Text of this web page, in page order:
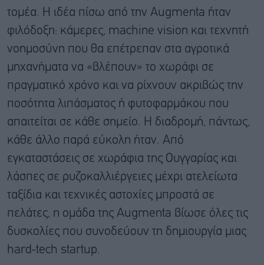
τομέα. Η ιδέα πίσω από την Augmenta ήταν
φιλόδοξη: κάμερες, machine vision και τεχνητή
νοημοσύνη που θα επέτρεπαν στα αγροτικά
μηχανήματα να «βλέπουν» το χωράφι σε
πραγματικό χρόνο και να ρίχνουν ακριβώς την
ποσότητα λιπάσματος ή φυτοφαρμάκου που
απαιτείται σε κάθε σημείο. Η διαδρομή, πάντως,
κάθε άλλο παρά εύκολη ήταν. Από
εγκαταστάσεις σε χωράφια της Ουγγαρίας και
λάσπες σε ρυζοκαλλιέργειες μέχρι ατελείωτα
ταξίδια και τεχνικές αστοχίες μπροστά σε
πελάτες, η ομάδα της Augmenta βίωσε όλες τις
δυσκολίες που συνοδεύουν τη δημιουργία μιας
hard-tech startup.